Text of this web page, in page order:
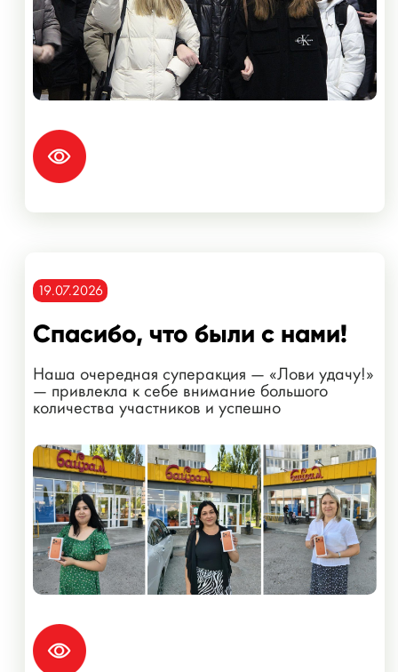
19.07.2026
Спасибо, что были с нами!
Наша очередная суперакция — «Лови удачу!»
— привлекла к себе внимание большого
количества участников и успешно
завершилась!...